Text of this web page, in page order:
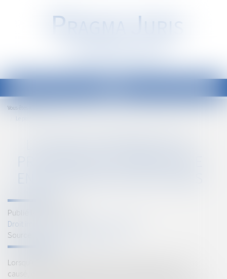
PRAGMA JURIS
Vous êtes ici :
PRESCRIPTION COMMERCIALE
EN MATIÈRE DE VICES CACHÉS
Publié le :
Droit immobilier
Source :
Lorsqu’une personne répare un dommage qu’elle n’a pas
causé, ou dont elle n’est pas l’auteur exclusif, l’action